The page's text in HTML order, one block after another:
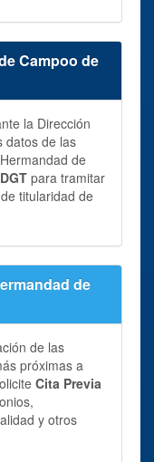
Campoo de
la Dirección
datos de las
de
para tramitar
titularidad de
de
de las
próximas a
Cita Previa
y otros